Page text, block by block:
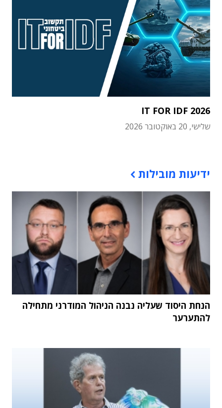
IT FOR IDF 2026
שלישי, 20 באוקטובר 2026
ידיעות מובילות
הנחת היסוד שעליה נבנה הניהול המודרני מתחילה
להתערער